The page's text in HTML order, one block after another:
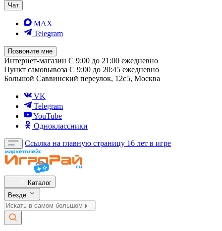
Чат
MAX
Telegram
Позвоните мне
Интернет-магазин С 9:00 до 21:00 ежедневно
Пункт самовывоза С 9:00 до 20:45 ежедневно
Большой Саввинский переулок, 12с5, Москва
VK
Telegram
YouTube
Одноклассники
Ссылка на главную страницу 16 лет в игре
Каталог
Везде